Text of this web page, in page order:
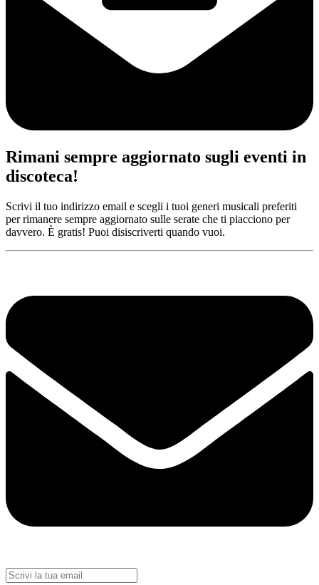
Rimani sempre aggiornato sugli eventi in
discoteca!
Scrivi il tuo indirizzo email e scegli i tuoi generi musicali preferiti
per rimanere sempre aggiornato sulle serate che ti piacciono per
davvero. È gratis! Puoi disiscriverti quando vuoi.